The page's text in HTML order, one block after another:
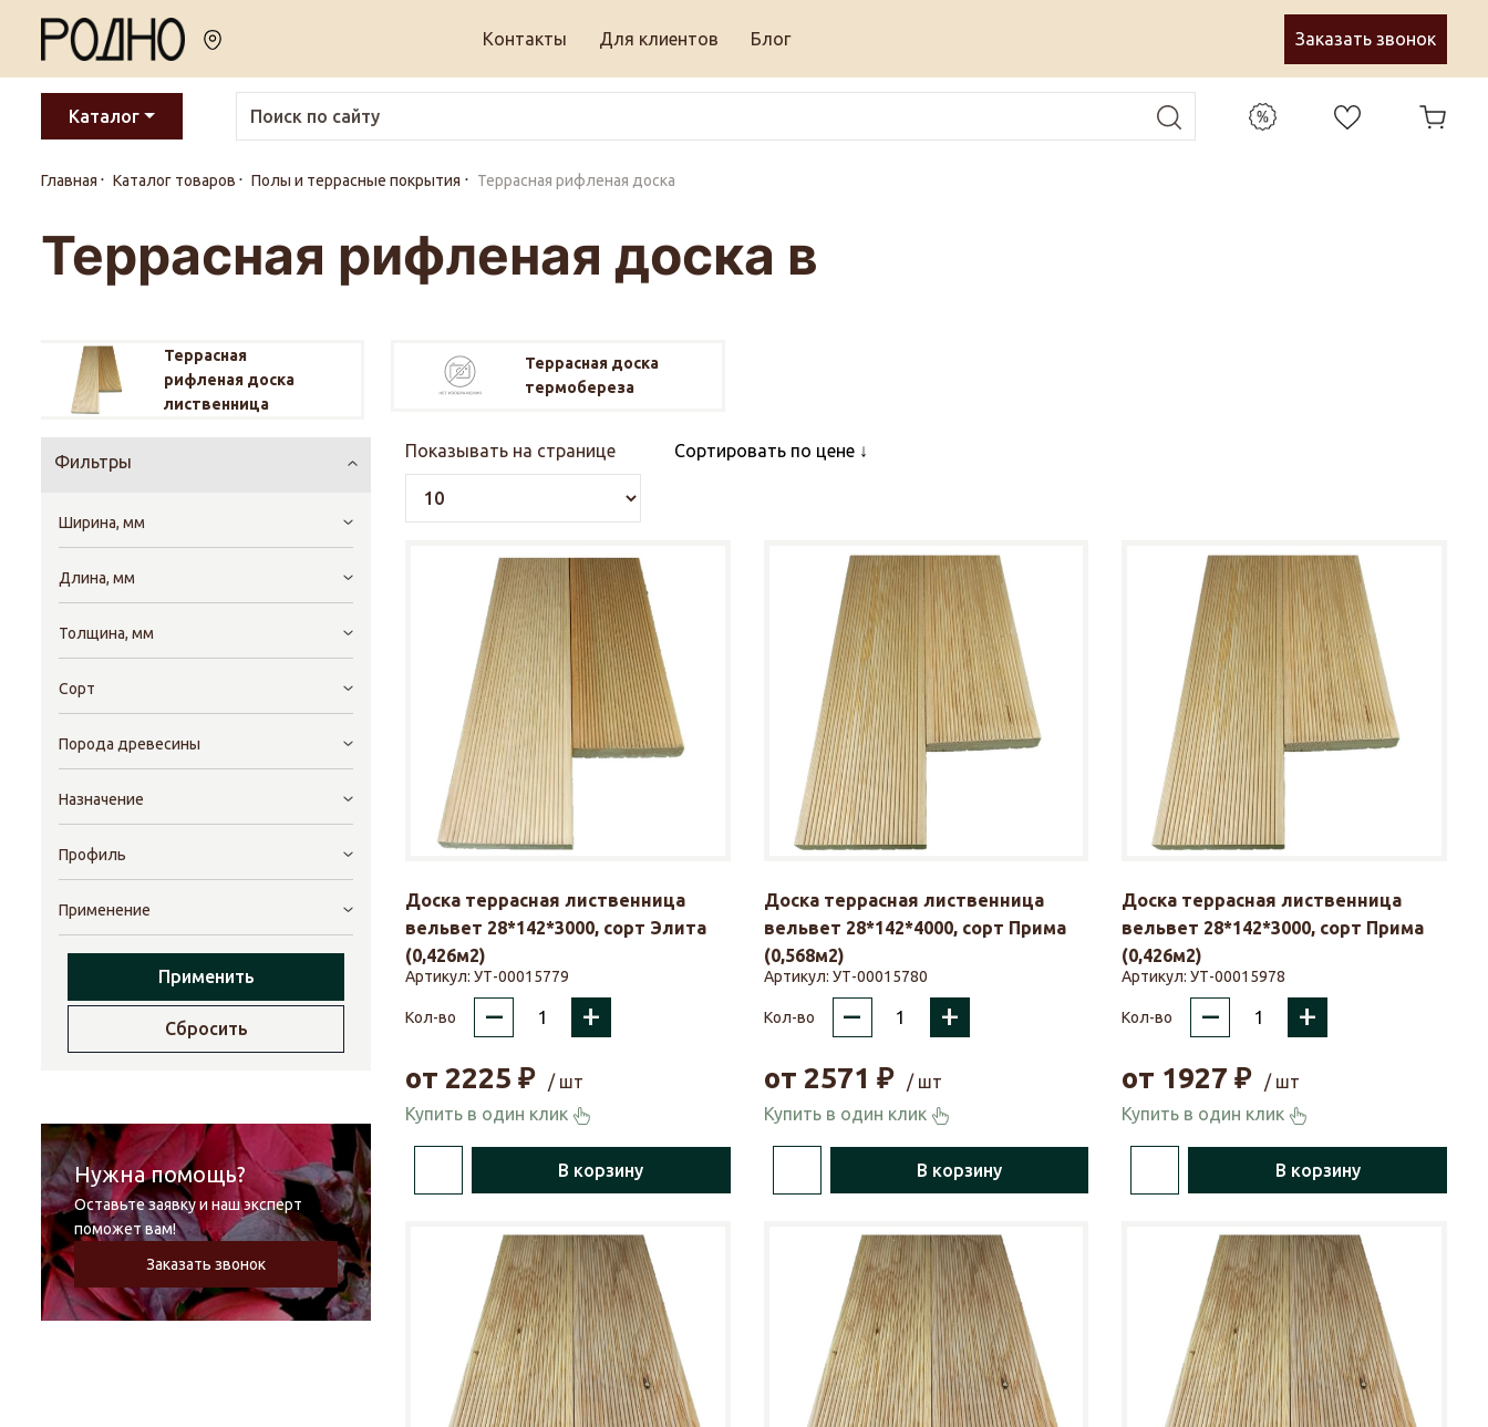
Контакты Для клиентов Блог Заказать звонок
Каталог
Главная Каталог товаров Полы и террасные покрытия Террасная рифленая доска
Террасная рифленая доска в
Террасная
рифленая доска
лиственница
Террасная доска
термобереза
Фильтры
Ширина, мм
Длина, мм
Толщина, мм
Сорт
Порода древесины
Назначение
Профиль
Применение
Применить
Сбросить
Нужна помощь?
Оставьте заявку и наш эксперт
поможет вам!
Заказать звонок
Показывать на странице Сортировать по цене
Доска террасная лиственница
вельвет 28*142*3000, сорт Элита
(0,426м2)
Артикул: УТ-00015779
Кол-во – +
от 2225 ₽
/ шт
Купить в один клик
В корзину
Доска террасная лиственница
вельвет 28*142*4000, сорт Прима
(0,568м2)
Артикул: УТ-00015780
Кол-во – +
от 2571 ₽
/ шт
Купить в один клик
В корзину
Доска террасная лиственница
вельвет 28*142*3000, сорт Прима
(0,426м2)
Артикул:УТ-00015978
Кол-во – +
от 1927 ₽
/ шт
Купить в один клик
В корзину